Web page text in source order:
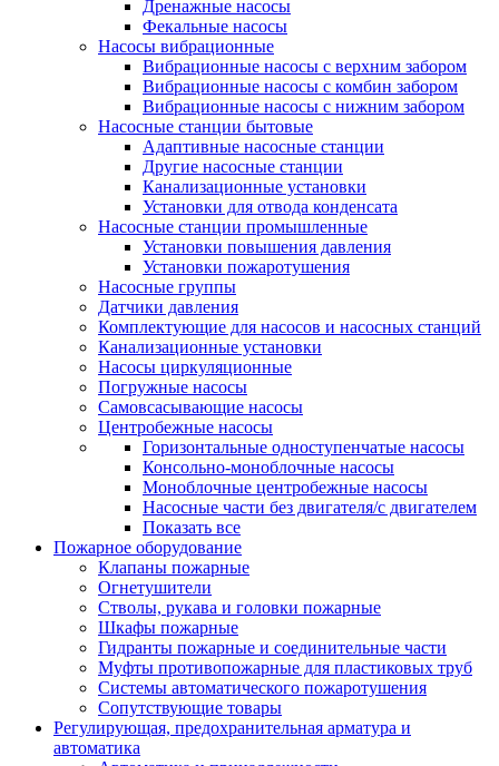
Дренажные насосы
Фекальные насосы
Насосы вибрационные
Вибрационные насосы с верхним забором
Вибрационные насосы с комбин забором
Вибрационные насосы с нижним забором
Насосные станции бытовые
Адаптивные насосные станции
Другие насосные станции
Канализационные установки
Установки для отвода конденсата
Насосные станции промышленные
Установки повышения давления
Установки пожаротушения
Насосные группы
Датчики давления
Комплектующие для насосов и насосных станций
Канализационные установки
Насосы циркуляционные
Погружные насосы
Самовсасывающие насосы
Центробежные насосы
Горизонтальные одноступенчатые насосы
Консольно-моноблочные насосы
Моноблочные центробежные насосы
Насосные части без двигателя/с двигателем
Показать все
Пожарное оборудование
Клапаны пожарные
Огнетушители
Стволы, рукава и головки пожарные
Шкафы пожарные
Гидранты пожарные и соединительные части
Муфты противопожарные для пластиковых труб
Системы автоматического пожаротушения
Сопутствующие товары
Регулирующая, предохранительная арматура и
автоматика